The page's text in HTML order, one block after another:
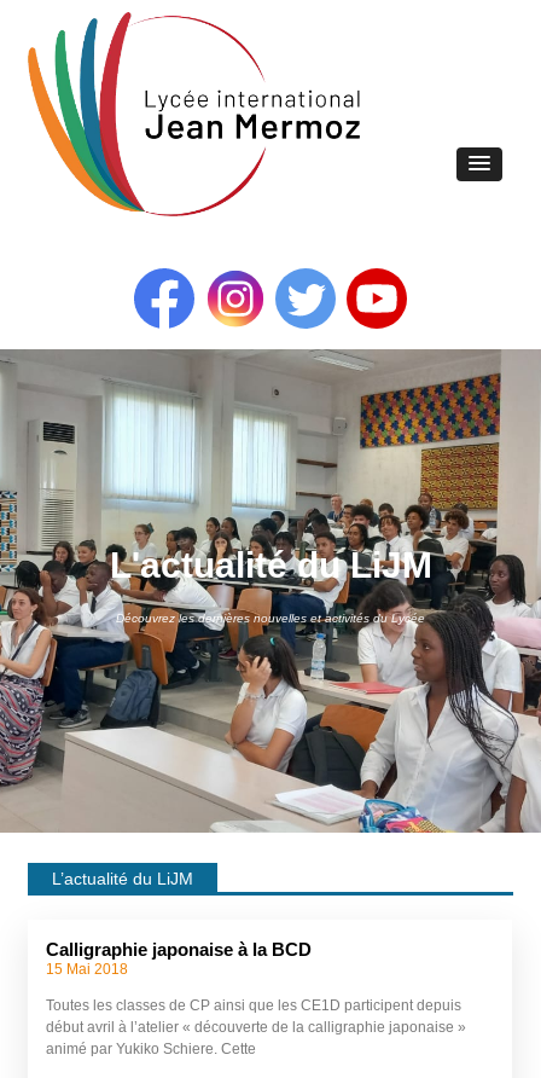
L'actualité du LiJM
Découvrez les dernières nouvelles et activités du Lycée
L’actualité du LiJM
Calligraphie japonaise à la BCD
15 Mai 2018
Toutes les classes de CP ainsi que les CE1D participent depuis
début avril à l’atelier « découverte de la calligraphie japonaise »
animé par Yukiko Schiere. Cette